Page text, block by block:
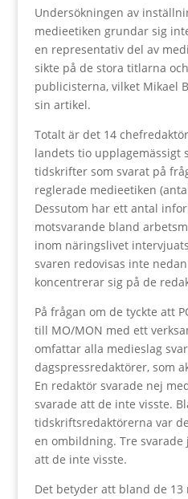
Undersökningen av
medieetiken grundar sig
en representativ del av
sikte på de stora titlarna
publicisterna, vilket Mikael
sin artikel.
Totalt är det 14
landets tio upplagemässigt
tidskrifter som svarat på
reglerade medieetiken
Dessutom har ett antal
motsvarande bland
inom näringslivet
svaren redovisas inte
koncentrerar sig på de
På frågan om de tyckte att
till MO/MON med ett
omfattar alla medieslag
dagspressredaktörer, som
En redaktör svarade nej
svarade att de inte visste.
tidskriftsredaktörerna var
en ombildning. Tre svarade
att de inte visste.
Det betyder att bland de